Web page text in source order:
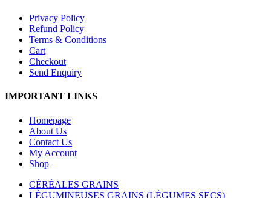
Privacy Policy
Refund Policy
Terms & Conditions
Cart
Checkout
Send Enquiry
IMPORTANT LINKS
Homepage
About Us
Contact Us
My Account
Shop
CÉRÉALES GRAINS
LÉGUMINEUSES GRAINS (LÉGUMES SECS)